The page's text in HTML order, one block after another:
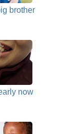
brother
now